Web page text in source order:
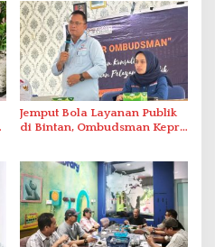
Jemput Bola Layanan Publik
di Bintan, Ombudsman Kepri